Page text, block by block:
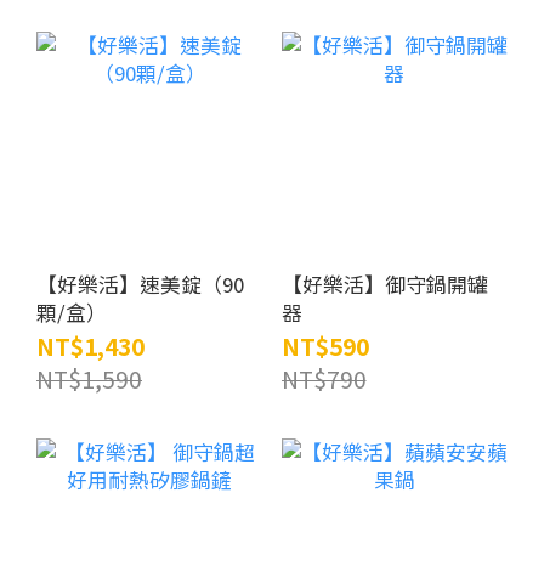
【好樂活】速美錠（90
顆/盒）
NT$1,430
NT$1,590
【好樂活】御守鍋開罐
器
NT$590
NT$790